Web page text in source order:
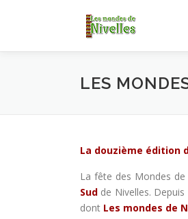
LES
La douzième édition
La fête des Mondes
Sud de Nivelles.
dont Les mondes de